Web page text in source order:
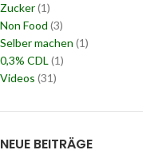
Zucker(1)
Non Food (3)
Selber machen (1)
0,3% CDL (1)
Videos (31)
NEUE BEITRÄGE